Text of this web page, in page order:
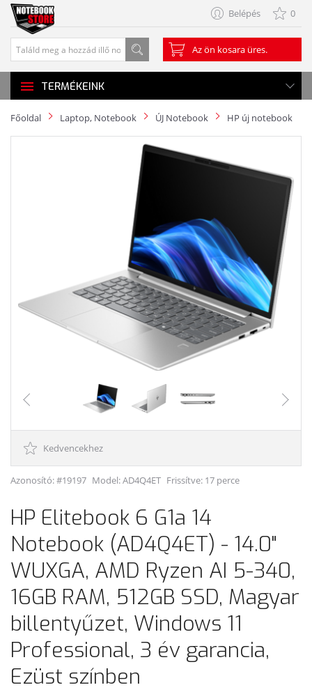
Belépés 0
Az ön kosara üres.
TERMÉKEINK
Főoldal Laptop, Notebook ÚJ Notebook HP új notebook
Kedvencekhez
Azonosító: #19197 Model:AD4Q4ET Frissítve: 17 perce
HP Elitebook 6 G1a 14
Notebook (AD4Q4ET) - 14.0"
WUXGA, AMD Ryzen AI 5-340,
16GB RAM, 512GB SSD, Magyar
billentyűzet, Windows 11
Professional, 3 év garancia,
Ezüst színben